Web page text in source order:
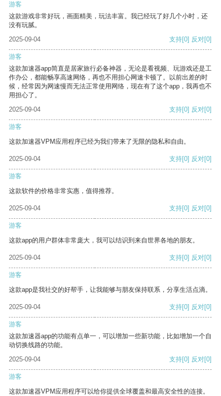
游客
这款游戏非常好玩，画面精美，玩法丰富。我已经玩了好几个小时，还
没有玩腻。
2025-09-04
支持[0] 反对[0]
游客
这款加速器app简直是居家旅行必备神器，无论是看视频、玩游戏还是工
作办公，都能畅享高速网络，再也不用担心网速卡顿了。以前出差的时
候，经常因为网速慢而无法正常使用网络，现在有了这个app，我再也不
用担心了。
2025-09-04
支持[0] 反对[0]
游客
这款加速器VPM应用程序已经为我们带来了无限的隐私和自由。
2025-09-04 支持[0] 反对[0]
游客
这款软件的价格非常实惠，值得推荐。
2025-09-04 支持[0] 反对[0]
游客
这款app的用户群体非常庞大，我可以结识到来自世界各地的朋友。
2025-09-04 支持[0] 反对[0]
游客
这款app是我社交的好帮手，让我能够与朋友保持联系，分享生活点滴。
2025-09-04 支持[0] 反对[0]
游客
这款加速器app的功能有点单一，可以增加一些新功能，比如增加一个自
动切换线路的功能。
2025-09-04
支持[0] 反对[0]
游客
这款加速器VPM应用程序可以给你提供全球覆盖和最高安全性的连接。